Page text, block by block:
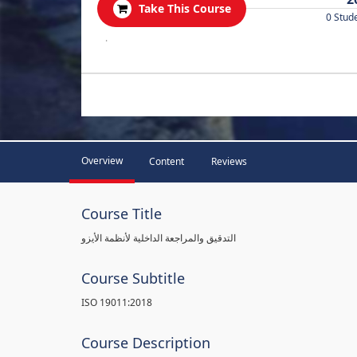
Take This Course
0
.
Overview Content Reviews
Course Title
التدقيق والمراجعة الداخلية لأنظمة الأيزو
Course Subtitle
ISO 19011:2018
Course Description